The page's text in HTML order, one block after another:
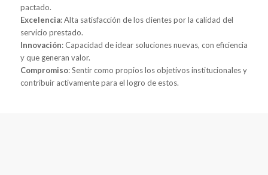
pactado.
Excelencia: Alta satisfacción de los clientes por la calidad del
servicio prestado.
Innovación: Capacidad de idear soluciones nuevas, con eficiencia
y que generan valor.
Compromiso: Sentir como propios los objetivos institucionales y
contribuir activamente para el logro de estos.